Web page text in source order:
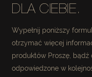
DLA CIEBIE.
Wypełnij poniższy
otrzymać więcej
produktów Proszę,
odpowiedzone w